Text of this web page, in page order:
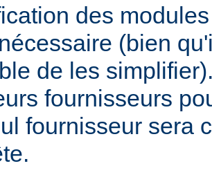
des
(bien
de les
fournisseurs
fournisseur sera